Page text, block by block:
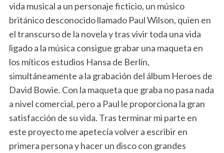
vida musical a un personaje ficticio, un músico
británico desconocido llamado Paul Wilson, quien en
el transcurso de la novela y tras vivir toda una vida
ligado a la música consigue grabar una maqueta en
los míticos estudios Hansa de Berlín,
simultáneamente a la grabación del álbum Heroes de
David Bowie. Con la maqueta que graba no pasa nada
a nivel comercial, pero a Paul le proporciona la gran
satisfacción de su vida. Tras terminar mi parte en
este proyecto me apetecía volver a escribir en
primera persona y hacer un disco con grandes